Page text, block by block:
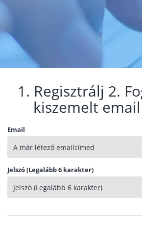
1. Regisztrálj 2.
kiszemelt
Email
Jelszó (Legalább 6 karakter)